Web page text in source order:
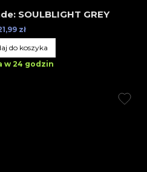
SOULBLIGHT GREY
zł
do koszyka
w 24 godzin